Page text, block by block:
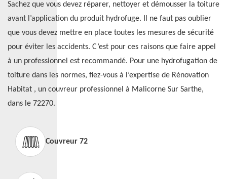
Sachez que vous devez réparer, nettoyer et démousser la toiture
avant l’application du produit hydrofuge. Il ne faut pas oublier
que vous devez mettre en place toutes les mesures de sécurité
pour éviter les accidents. C’est pour ces raisons que faire appel
à un professionnel est recommandé. Pour une hydrofugation de
toiture dans les normes, fiez-vous à l’expertise de Rénovation
Habitat , un couvreur professionnel à Malicorne Sur Sarthe,
dans le 72270.
Couvreur 72